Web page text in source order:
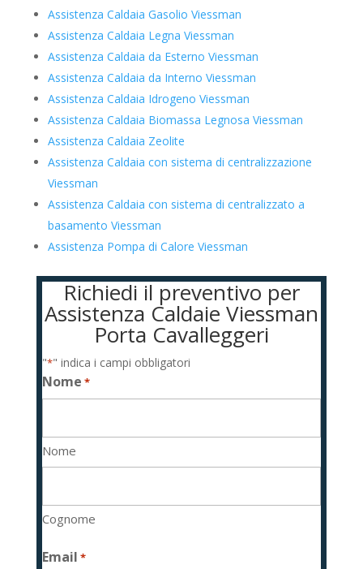
Assistenza Caldaia Gasolio Viessman
Assistenza Caldaia Legna Viessman
Assistenza Caldaia da Esterno Viessman
Assistenza Caldaia da Interno Viessman
Assistenza Caldaia Idrogeno Viessman
Assistenza Caldaia Biomassa Legnosa Viessman
Assistenza Caldaia Zeolite
Assistenza Caldaia con sistema di centralizzazione
Viessman
Assistenza Caldaia con sistema di centralizzato a
basamento Viessman
Assistenza Pompa di Calore Viessman
Richiedi il preventivo per
Assistenza Caldaie Viessman
Porta Cavalleggeri
"*" indica i campi obbligatori
Nome *
Nome
Cognome
Email *